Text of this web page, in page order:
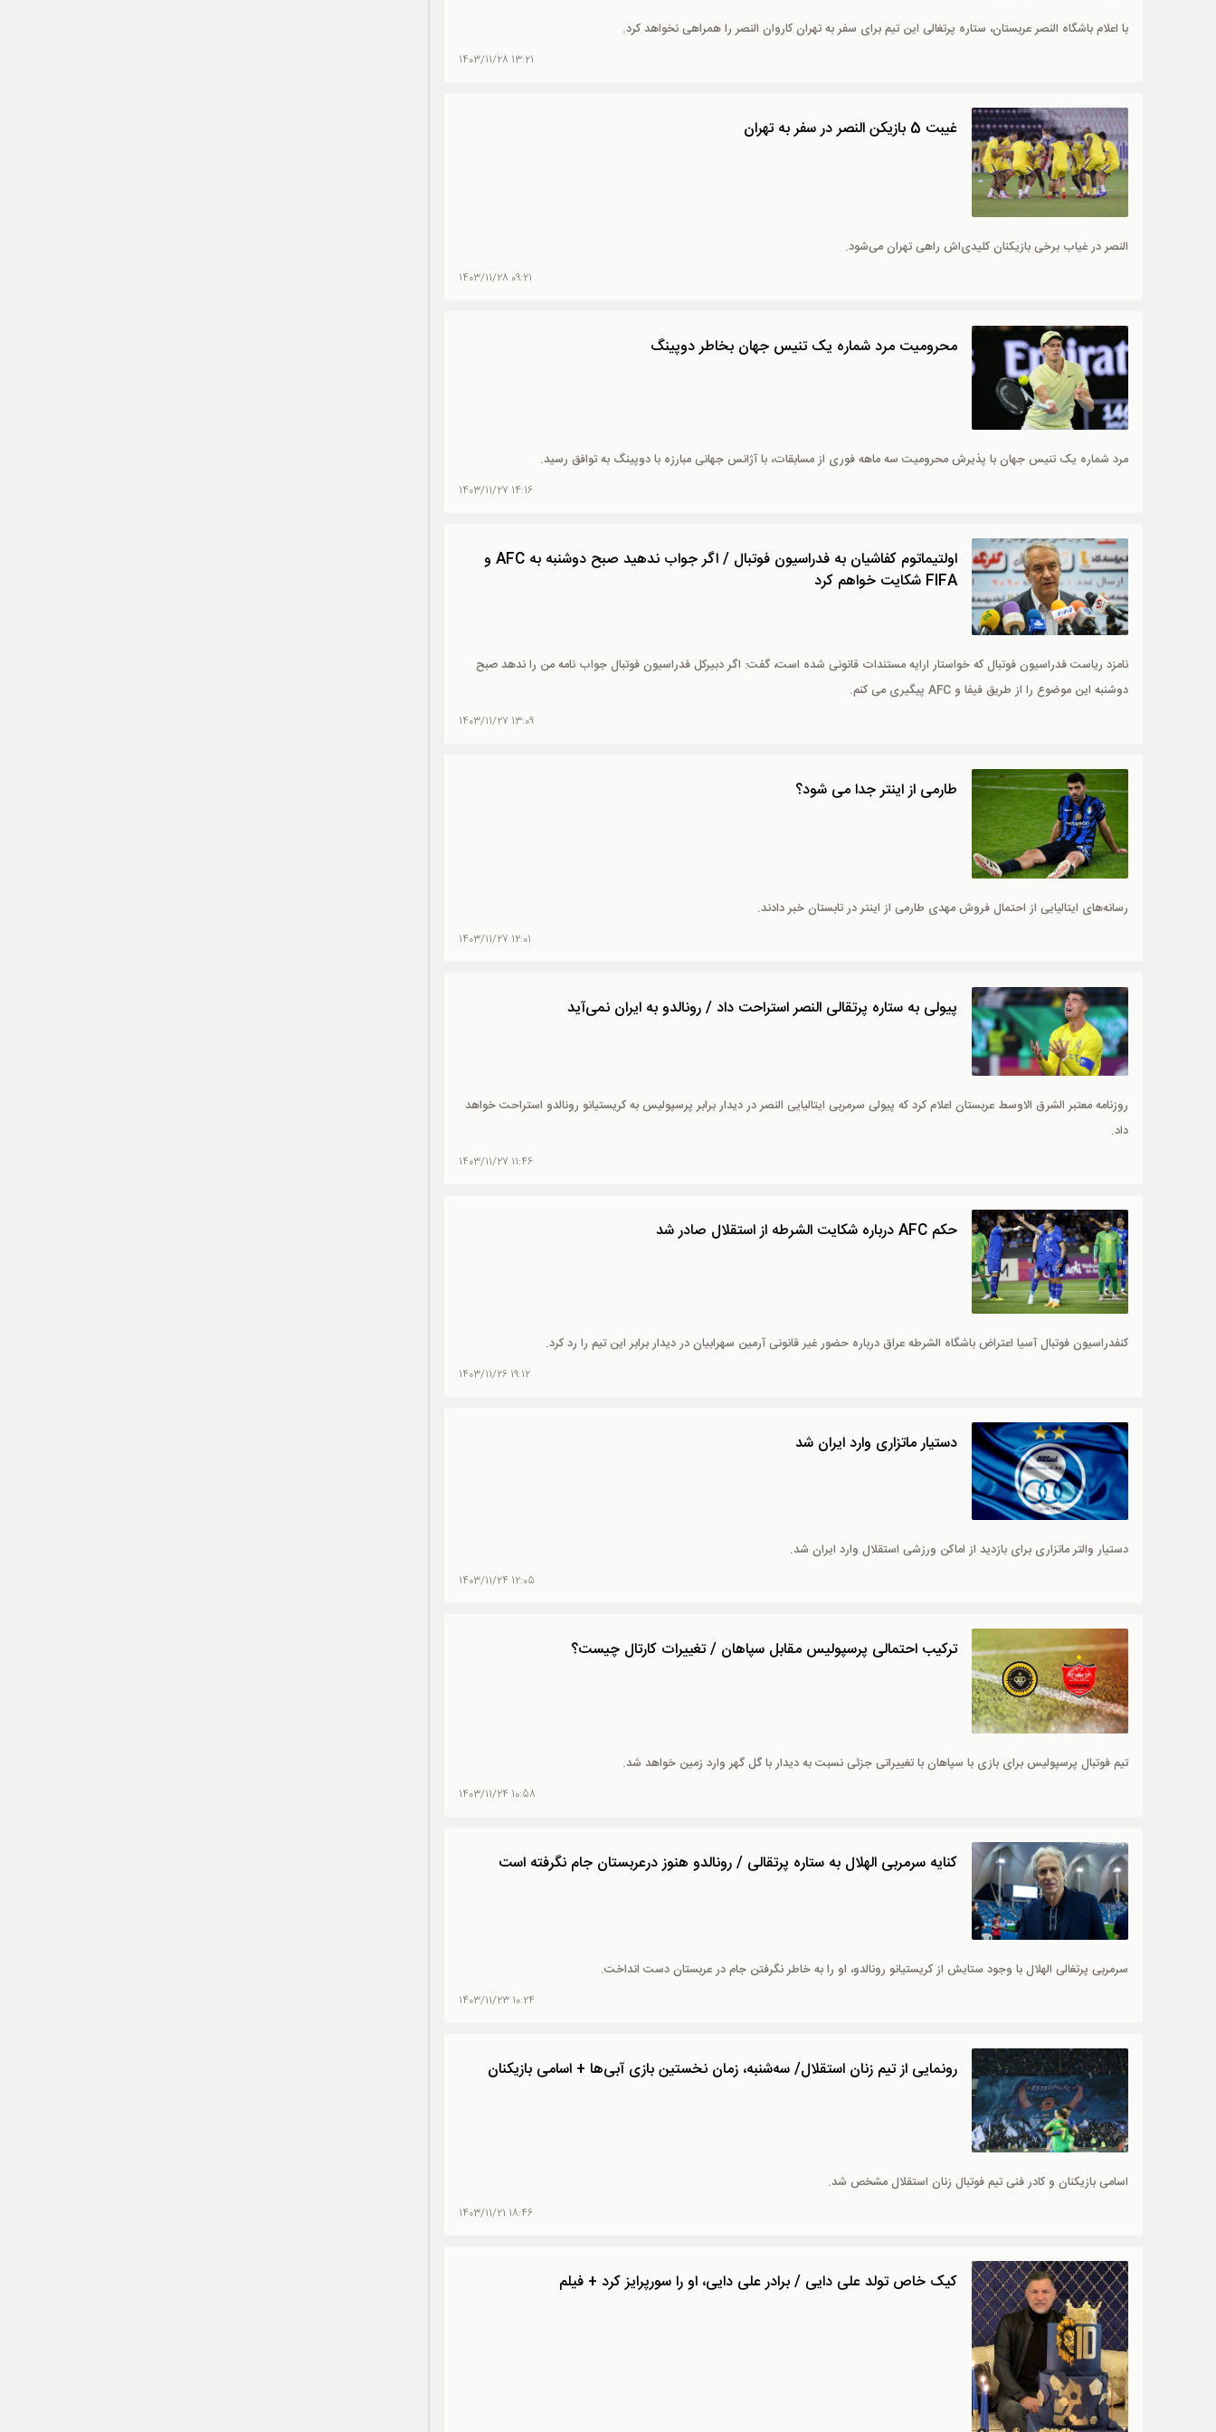
با اعلام باشگاه النصر عربستان، ستاره پرتغالی این تیم برای سفر به تهران کاروان النصر را همراهی نخواهد کرد.
13:21 1403/11/28
غیبت 5 بازیکن النصر در سفر به تهران
النصر در غیاب برخی بازیکنان کلیدی‌اش راهی تهران می‌شود.
09:21 1403/11/28
محرومیت مرد شماره یک تنیس جهان بخاطر دوپینگ
مرد شماره یک تنیس جهان با پذیرش محرومیت سه ‌ماهه فوری از مسابقات، با آژانس جهانی مبارزه با دوپینگ به توافق رسید.
14:16 1403/11/27
اولتیماتوم کفاشیان به فدراسیون فوتبال / اگر جواب ندهید صبح دوشنبه به AFC و
FIFA شکایت خواهم کرد
نامزد ریاست فدراسیون فوتبال که خواستار ارایه مستندات قانونی شده است، گفت: اگر دبیرکل فدراسیون فوتبال جواب نامه من را ندهد صبح
دوشنبه این موضوع را از طریق فیفا و AFC پیگیری می کنم.
13:09 1403/11/27
طارمی از اینتر جدا می شود؟
رسانه‌های ایتالیایی از احتمال فروش مهدی طارمی از اینتر در تابستان خبر دادند.
12:01 1403/11/27
پیولی به ستاره پرتقالی النصر استراحت داد / رونالدو به ایران نمی‌آید
روزنامه معتبر الشرق الاوسط عربستان اعلام کرد که پیولی سرمربی ایتالیایی النصر در دیدار برابر پرسپولیس به کریستیانو رونالدو استراحت خواهد
داد.
11:46 1403/11/27
حکم AFC درباره شکایت الشرطه از استقلال صادر شد
کنفدراسیون فوتبال آسیا اعتراض باشگاه الشرطه عراق درباره حضور غیر قانونی آرمین سهرابیان در دیدار برابر این تیم را رد کرد.
19:12 1403/11/26
دستیار ماتزاری وارد ایران شد
دستیار والتر ماتزاری برای بازدید از اماکن ورزشی استقلال وارد ایران شد.
12:05 1403/11/24
ترکیب احتمالی پرسپولیس مقابل سپاهان / تغییرات کارتال چیست؟
تیم فوتبال پرسپولیس برای بازی با سپاهان با تغییراتی جزئی نسبت به دیدار با گل گهر وارد زمین خواهد شد.
10:58 1403/11/24
کنایه سرمربی الهلال به ستاره پرتقالی / رونالدو هنوز درعربستان جام نگرفته است
سرمربی پرتغالی الهلال با وجود ستایش از کریستیانو رونالدو، او را به خاطر نگرفتن جام در عربستان دست انداخت.
10:24 1403/11/23
رونمایی از تیم زنان استقلال/ سه‌شنبه، زمان نخستین بازی آبی‌ها + اسامی بازیکنان
اسامی بازیکنان و کادر فنی تیم فوتبال زنان استقلال مشخص شد.
18:46 1403/11/21
کیک خاص تولد علی دایی / برادر علی دایی، او را سورپرایز کرد + فیلم